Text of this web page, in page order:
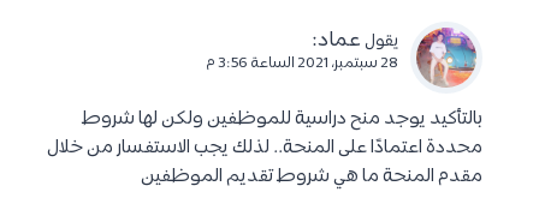
يقول عماد:
28 سبتمبر، 2021 الساعة 3:56 م
بالتأكيد يوجد منح دراسية للموظفين ولكن لها شروط
محددة اعتمادًا على المنحة.. لذلك يجب الاستفسار من خلال
مقدم المنحة ما هي شروط تقديم الموظفين